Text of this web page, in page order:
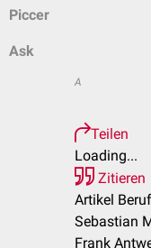
Piccer
Ask
A
Teilen
Loading...
Zitieren
Artikel
Sebastian
Frank